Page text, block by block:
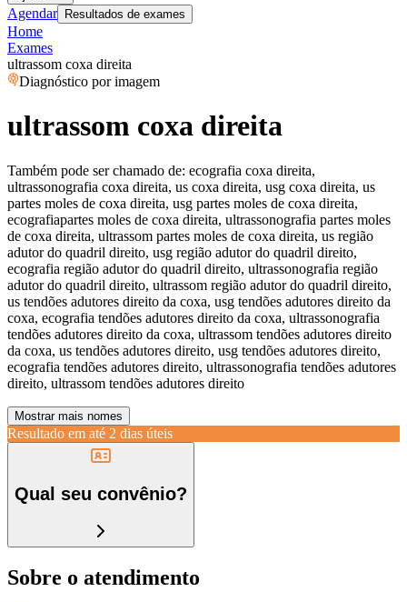
Agendar Resultados de exames
Home
Exames
ultrassom coxa direita
Diagnóstico por imagem
ultrassom coxa direita
Também pode ser chamado de: ecografia coxa direita,
ultrassonografia coxa direita, us coxa direita, usg coxa direita, us
partes moles de coxa direita, usg partes moles de coxa direita,
ecografiapartes moles de coxa direita, ultrassonografia partes moles
de coxa direita, ultrassom partes moles de coxa direita, us região
adutor do quadril direito, usg região adutor do quadril direito,
ecografia região adutor do quadril direito, ultrassonografia região
adutor do quadril direito, ultrassom região adutor do quadril direito,
us tendões adutores direito da coxa, usg tendões adutores direito da
coxa, ecografia tendões adutores direito da coxa, ultrassonografia
tendões adutores direito da coxa, ultrassom tendões adutores direito
da coxa, us tendões adutores direito, usg tendões adutores direito,
ecografia tendões adutores direito, ultrassonografia tendões adutores
direito, ultrassom tendões adutores direito
Mostrar mais nomes
Resultado em até 2 dias úteis
Qual seu convênio?
Sobre o atendimento